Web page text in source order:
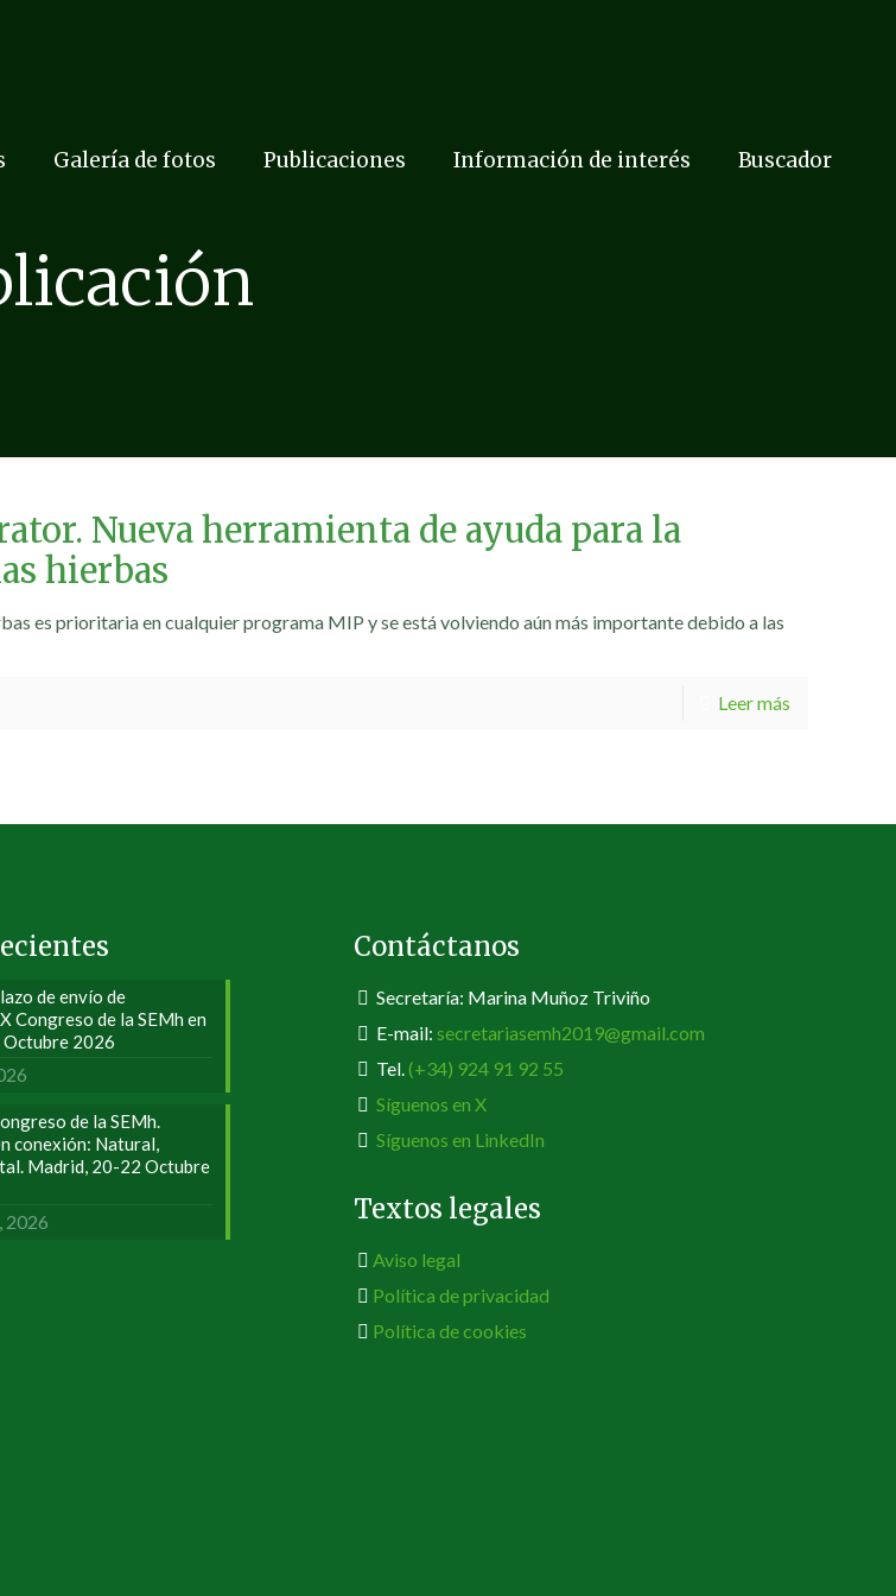
Galería de fotos Publicaciones Información de interés Buscador
Nueva herramienta de ayuda para la
hierbas
es prioritaria en cualquier programa MIP y se está volviendo aún más importante debido a las
Leer más
de envío de
Congreso de la SEMh en
2026
de la SEMh.
conexión: Natural,
Madrid, 20-22 Octubre
2026
Contáctanos
Secretaría: Marina Muñoz Triviño
E-mail: secretariasemh2019@gmail.com
Tel. (+34) 924 91 92 55
Síguenos en X
Síguenos en LinkedIn
Textos legales
Aviso legal
Política de privacidad
Política de cookies